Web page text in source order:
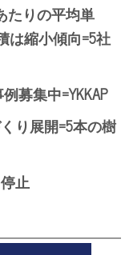
たりの平均単
は縮小傾向=5社
募集中=YKKAP
り展開=5本の樹
止